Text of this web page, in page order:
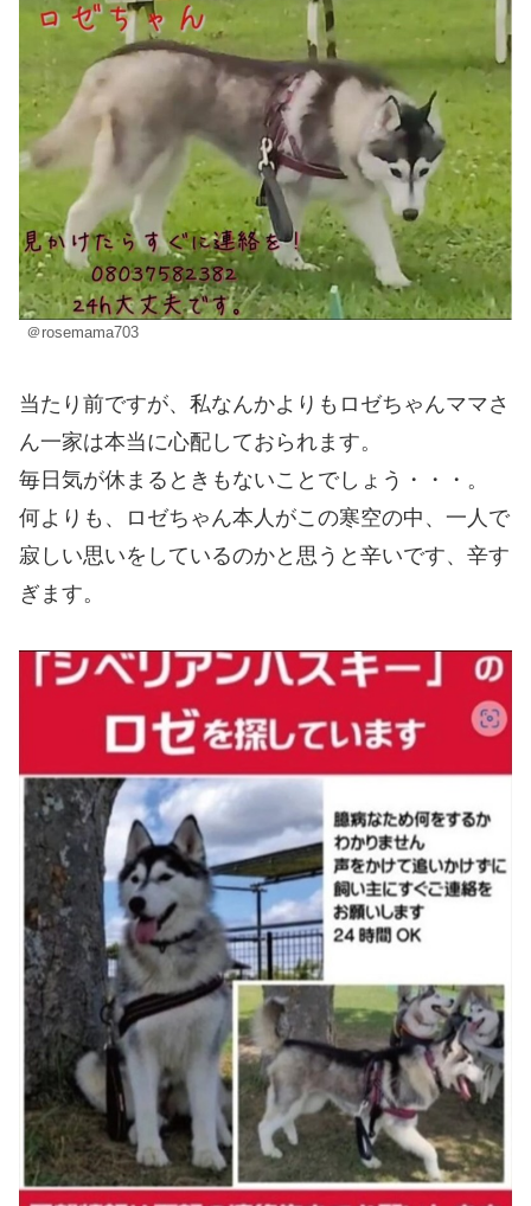
＠rosemama703
当たり前ですが、私なんかよりもロゼちゃんママさ
ん一家は本当に心配しておられます。
毎日気が休まるときもないことでしょう・・・。
何よりも、ロゼちゃん本人がこの寒空の中、一人で
寂しい思いをしているのかと思うと辛いです、辛す
ぎます。